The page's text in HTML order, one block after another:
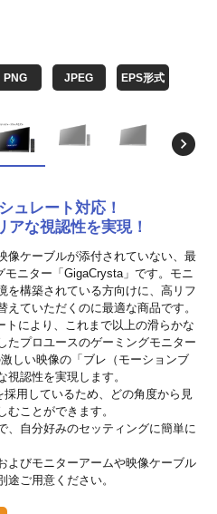
PNG JPEG EPS形式
EPS形式
EPS形式
EPS形式
EPS形式
EPS形式
EPS形式
ュレート対応！
な視認性を実現！
像ケーブルが添付されていない、最
ニター「GigaCrysta」です。モニ
を構築されている方向けに、高リフ
ていただくのに最適な商品です。
トにより、これまで以上の滑らかな
たプロユースのゲーミングモニター
しい映像の「ブレ（モーションブ
認性を実現します。
用しているため、どの角度から見
ことができます。
、自分好みのセッティングに簡単に
よびモニターアームや映像ケーブル
途ご用意ください。